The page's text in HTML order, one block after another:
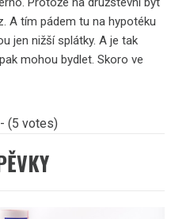
A tím pádem tu na hypotéku
jen nižší splátky. A je tak
mohou bydlet. Skoro ve
(5 votes)